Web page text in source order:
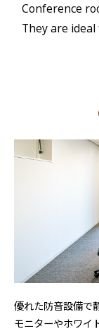
Conference
They are
優れた防音設備で
モニターやホワイ